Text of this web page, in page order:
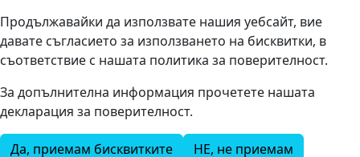
Продължавайки да използвате нашия уебсайт, вие
давате съгласието за използването на бисквитки, в
съответствие с нашата политика за поверителност.
За допълнителна информация прочетете нашата
декларация за поверителност.
Да, приемам бисквитките НЕ, не приемам